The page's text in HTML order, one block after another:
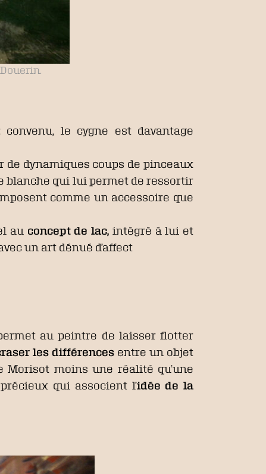
le cygne est davantage
dynamiques coups de pinceaux
blanche qui lui permet de ressortir
comme un accessoire que
au concept de lac, intégré à lui et
un art dénué d’affect
au peintre de laisser flotter
les différencesentre un objet
moins une réalité qu’une
qui associent l’idée de la